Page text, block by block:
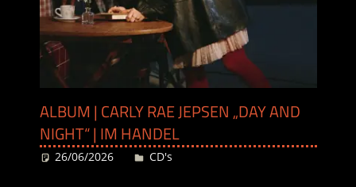
ALBUM | CARLY RAE JEPSEN „DAY AND
NIGHT“ | IM HANDEL
26/06/2026 Desiree
CD's